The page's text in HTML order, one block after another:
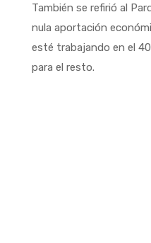
También se refirió al
nula aportación
esté trabajando en el
para el resto.